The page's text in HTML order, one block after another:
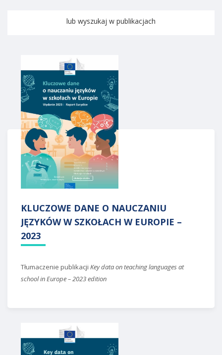
lub wyszukaj w publikacjach
KLUCZOWE DANE O NAUCZANIU
JĘZYKÓW W SZKOŁACH W EUROPIE –
2023
Tłumaczenie publikacji Key data on teaching languages at
school in Europe – 2023 edition